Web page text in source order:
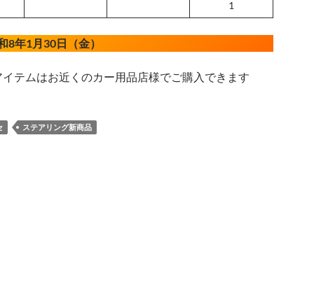
1
8年1月30日（金）
テムはお近くのカー用品店様でご購入できます
ステアリング新商品